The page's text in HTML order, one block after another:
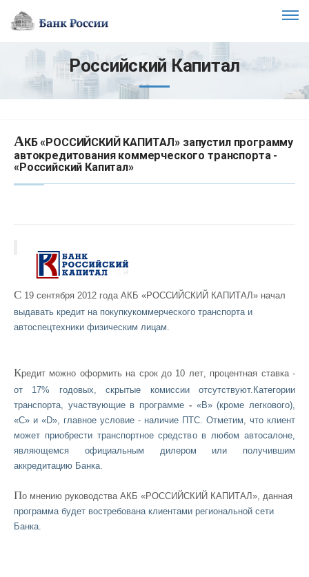
Российский Капитал
АКБ «РОССИЙСКИЙ КАПИТАЛ» запустил программу
автокредитования коммерческого транспорта -
«Российский Капитал»
С 19 сентября 2012 года АКБ «РОССИЙСКИЙ КАПИТАЛ» начал
выдавать кредит на покупкукоммерческого транспорта и
автоспецтехники физическим лицам.
Кредит можно оформить на срок до 10 лет, процентная ставка -
от 17% годовых, скрытые комиссии отсутствуют.Категории
транспорта, участвующие в программе - «В» (кроме легкового),
«С» и «D», главное условие - наличие ПТС. Отметим, что клиент
может приобрести транспортное средство в любом автосалоне,
являющемся официальным дилером или получившим
аккредитацию Банка.
По мнению руководства АКБ «РОССИЙСКИЙ КАПИТАЛ», данная
программа будет востребована клиентами региональной сети
Банка.